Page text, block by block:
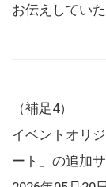
お伝えしてい
（補足4）
イベントオリ
ート」の追加